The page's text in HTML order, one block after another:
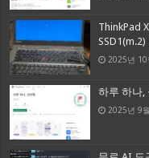
ThinkPad
2025년 10
하루 하나,
2025년 9